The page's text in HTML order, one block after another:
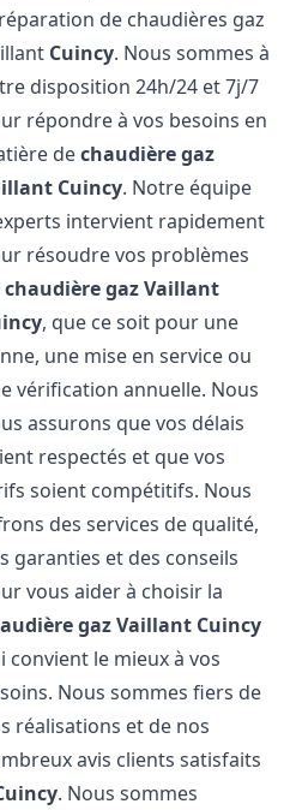
de chaudières gaz
Cuincy. Nous sommes à
disposition 24h/24 et 7j/7
répondre à vos besoins en
dechaudière gaz
Cuincy. Notre équipe
intervient rapidement
résoudre vos problèmes
chaudière gaz Vaillant
, que ce soit pour une
une mise en service ou
vérification annuelle. Nous
assurons que vos délais
respectés et que vos
soient compétitifs. Nous
des services de qualité,
garanties et des conseils
vous aider à choisir la
gaz Vaillant Cuincy
convient le mieux à vos
Nous sommes fiers de
réalisations et de nos
avis clients satisfaits
. Nous sommes